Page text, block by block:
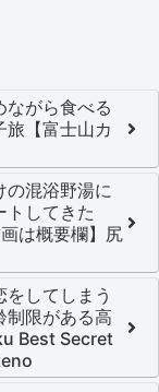
ながら食べる
旅【富士山カ
の混浴野湯に
トしてきた
は概要欄】尻
をしてしまう
限がある高
Best Secret